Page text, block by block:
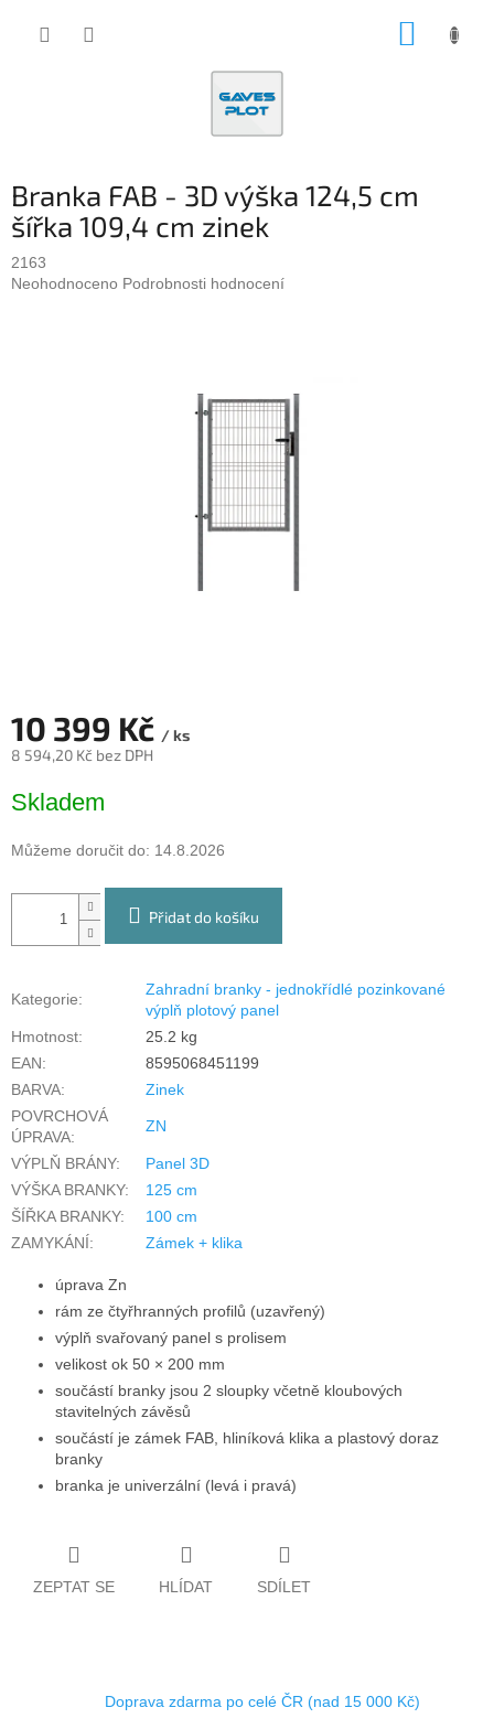
Branka FAB - 3D výška 124,5 cm
šířka 109,4 cm zinek
2163
Průměrné
Neohodnoceno Podrobnosti hodnocení
10 399 Kč / ks
8 594,20 Kč bez DPH
cena:
Skladem
Můžeme doručit do: 14.8.2026
Přidat do košíku
Kategorie:
Zahradní branky - jednokřídlé pozinkované
výplň plotový panel
Hmotnost:
25.2 kg
EAN:
8595068451199
BARVA:
Zinek
POVRCHOVÁ
ÚPRAVA:
ZN
VÝPLŇ BRÁNY:
Panel 3D
VÝŠKA BRANKY:
125 cm
ŠÍŘKA BRANKY:
100 cm
ZAMYKÁNÍ: Zámek + klika
úprava Zn
rám ze čtyřhranných profilů (uzavřený)
výplň svařovaný panel s prolisem
velikost ok 50 × 200 mm
součástí branky jsou 2 sloupky včetně kloubových
stavitelných závěsů
součástí je zámek FAB, hliníková klika a plastový doraz
branky
branka je univerzální (levá i pravá)
ZEPTAT SE HLÍDAT SDÍLET
Doprava zdarma po celé ČR (nad 15 000 Kč)